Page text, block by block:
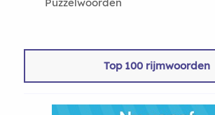
Top 100 rijmwoorden